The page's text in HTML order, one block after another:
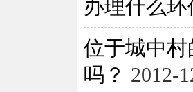
办理什么
位于城中
吗？ 2012-